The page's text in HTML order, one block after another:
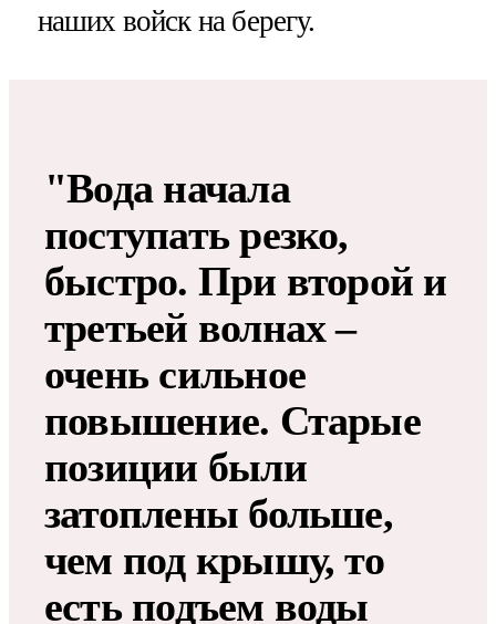
наших войск на берегу.
"Вода начала
поступать резко,
быстро. При второй и
третьей волнах –
очень сильное
повышение. Старые
позиции были
затоплены больше,
чем под крышу, то
есть подъем воды